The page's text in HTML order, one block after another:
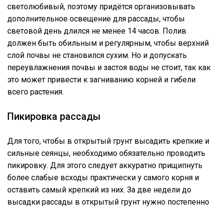
светолюбивый, поэтому придётся организовывать
дополнительное освещение для рассады, чтобы
световой день длился не менее 14 часов. Полив
должен быть обильным и регулярным, чтобы верхний
слой почвы не становился сухим. Но и допускать
переувлажнения почвы и застоя воды не стоит, так как
это может привести к загниванию корней и гибели
всего растения.
Пикировка рассады
Для того, чтобы в открытый грунт высадить крепкие и
сильные сеянцы, необходимо обязательно проводить
пикировку. Для этого следует аккуратно прищипнуть
более слабые всходы практически у самого корня и
оставить самый крепкий из них. За две недели до
высадки рассады в открытый грунт нужно постепенно